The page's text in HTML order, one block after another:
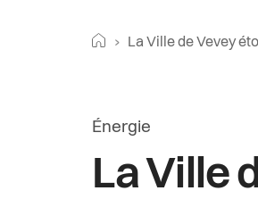
FilRetourner vers la page
Page actuelle:
La Ville de Vevey étoffe ses
Article de la catégorie:
Énergie
La Ville